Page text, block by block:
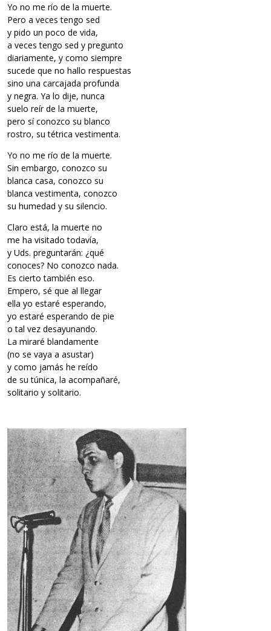
Yo no me río de la muerte.
Pero a veces tengo sed
y pido un poco de vida,
a veces tengo sed y pregunto
diariamente, y como siempre
sucede que no hallo respuestas
sino una carcajada profunda
y negra. Ya lo dije, nunca
suelo reír de la muerte,
pero sí conozco su blanco
rostro, su tétrica vestimenta.
Yo no me río de la muerte.
Sin embargo, conozco su
blanca casa, conozco su
blanca vestimenta, conozco
su humedad y su silencio.
Claro está, la muerte no
me ha visitado todavía,
y Uds. preguntarán: ¿qué
conoces? No conozco nada.
Es cierto también eso.
Empero, sé que al llegar
ella yo estaré esperando,
yo estaré esperando de pie
o tal vez desayunando.
La miraré blandamente
(no se vaya a asustar)
y como jamás he reído
de su túnica, la acompañaré,
solitario y solitario.